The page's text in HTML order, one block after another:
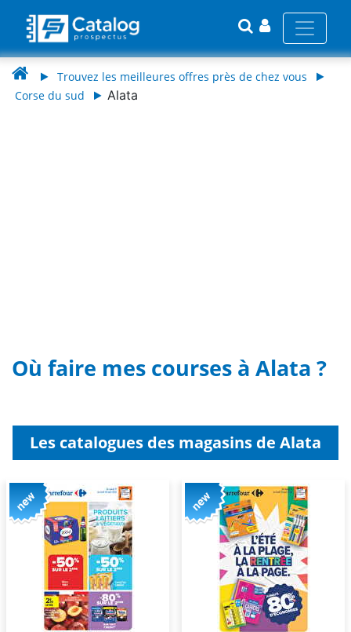
Trouvez les meilleures offres près de chez vous
Corse du sud
Alata
Où faire mes courses à Alata ?
Les catalogues des magasins de Alata